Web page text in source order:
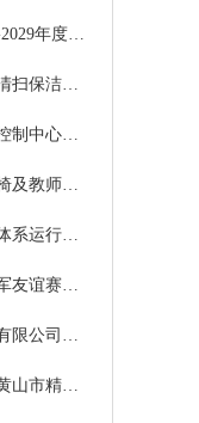
黄山旅游管理学校2026-2029年度物业管理服务采购项目竞争性磋商公告
休宁县横江公园2026年清扫保洁委托管理服务采购项目成交结果公告
2026年黄山市疾病预防控制中心标准化建设预防医学门诊设备采购项目招标公告
歙县第二中学学生课桌椅及教师办公桌椅采购项目询价公告
歙县2026年度应急广播体系运行维护采购项目（二次）竞争性磋商公告
2026年中韩围棋世界冠军友谊赛暨中韩青少年围棋交流赛承办服务采购项目成交结果公告
黄山市维笙徽映大酒店有限公司迎客松宾馆保安服务采购项目（二次）招标公告
黄山市第二人民医院（黄山市精神卫生中心）医疗服务能力提升项目全过程咨询服务公开招标公告